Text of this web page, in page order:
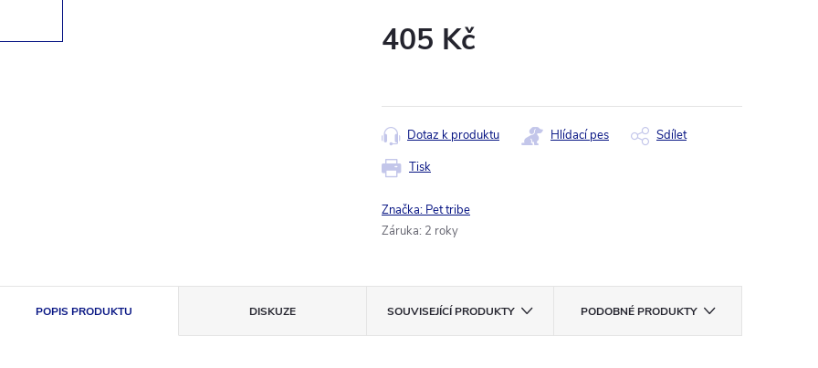
405 Kč
Tisk
Dotaz k produktu Hlídací pes Sdílet
Značka: Pet tribe
Záruka: 2 roky
POPIS PRODUKTU DISKUZE SOUVISEJÍCÍ PRODUKTY PODOBNÉ PRODUKTY